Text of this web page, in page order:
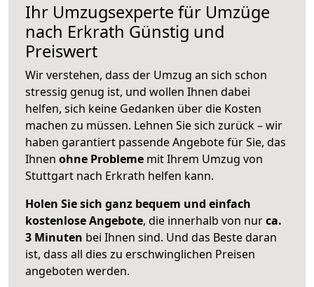
Ihr Umzugsexperte für Umzüge
nach Erkrath Günstig und
Preiswert
Wir verstehen, dass der Umzug an sich schon
stressig genug ist, und wollen Ihnen dabei
helfen, sich keine Gedanken über die Kosten
machen zu müssen. Lehnen Sie sich zurück – wir
haben garantiert passende Angebote für Sie, das
Ihnen ohne Probleme mit Ihrem Umzug von
Stuttgart nach Erkrath helfen kann.
Holen Sie sich ganz bequem und einfach
kostenlose Angebote, die innerhalb von nurca.
3 Minuten bei Ihnen sind. Und das Beste daran
ist, dass all dies zu erschwinglichen Preisen
angeboten werden.